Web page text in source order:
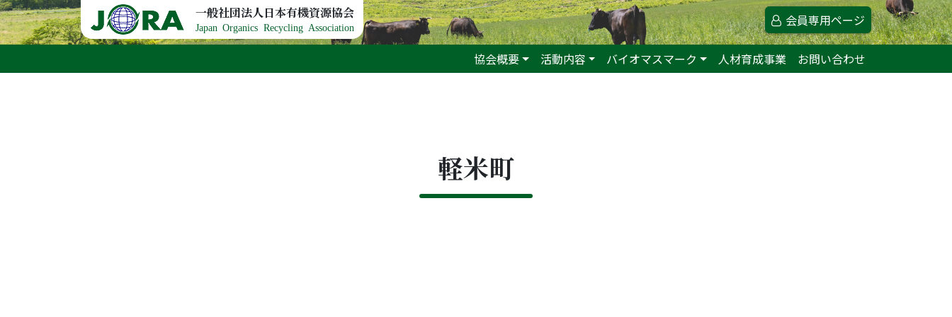
Skip to content 一般社団法人日本有機資源協会
Japan Organics Recycling Association 会員専用ページ
協会概要 活動内容 バイオマスマーク 人材育成事業 お問い合わせ
軽米町